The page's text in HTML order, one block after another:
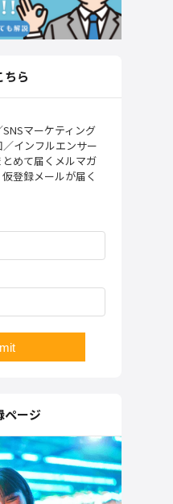
ちら
マーケティング
インフルエンサー
めて届くメルマガ
登録メールが届く
ページ